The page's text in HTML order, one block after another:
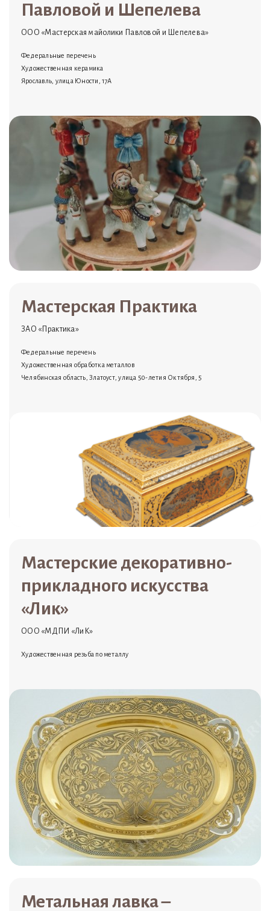
Павловой и Шепелева
ООО «Мастерская майолики Павловой и Шепелева»
Федеральные перечень
Художественная керамика
Ярославль, улица Юности, 17А
Мастерская Практика
ЗАО «Практика»
Федеральные перечень
Художественная обработка металлов
Челябинская область, Златоуст, улица 50-летия Октября, 5
Мастерские декоративно-
прикладного искусства
«Лик»
ООО «МДПИ «ЛиК»
Художественная резьба по металлу
Метальная лавка –